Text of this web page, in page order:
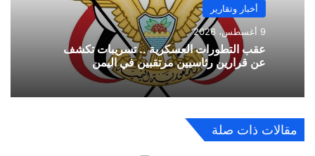
أخبار وتقارير
9 أغسطس، 2026
عقب التطورات العسكرية .. تسريبات تكشف
عن قرارين رئاسيين مرتقبين في اليمن
مقالات ذات صلة